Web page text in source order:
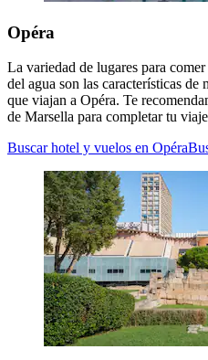
Opéra
La variedad de lugares para
del agua son las características de
que viajan a Opéra. Te
de Marsella para completar tu
Buscar hotel y vuelos en Opéra